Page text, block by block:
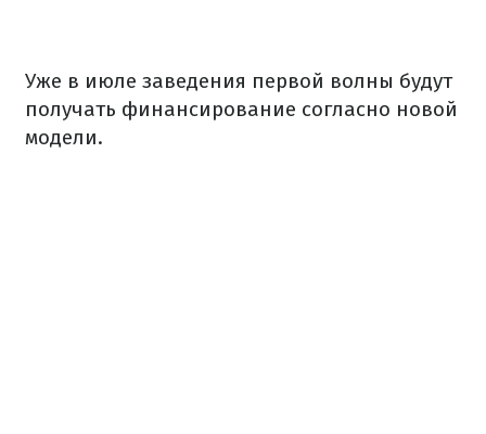
Уже в июле заведения первой волны будут
получать финансирование согласно новой
модели.